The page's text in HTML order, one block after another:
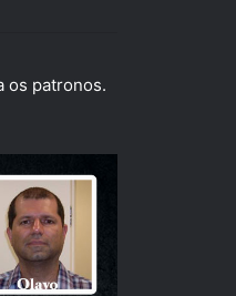
os patronos.